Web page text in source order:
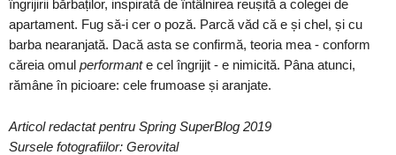
îngrijirii bărbaților, inspirată de întâlnirea reușită a colegei de
apartament. Fug să-i cer o poză. Parcă văd că e și chel, și cu
barba nearanjată. Dacă asta se confirmă, teoria mea - conform
căreia omul performante cel îngrijit - e nimicită. Pâna atunci,
rămâne în picioare: cele frumoase și aranjate.
Articol redactat pentru Spring SuperBlog 2019
Sursele fotografiilor: Gerovital